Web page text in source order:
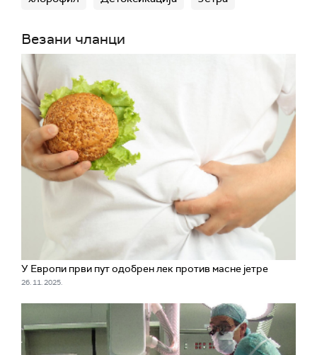
Везани чланци
У Европи први пут одобрен лек против масне јетре
26. 11. 2025.